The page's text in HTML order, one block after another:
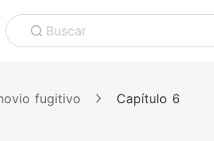
Buscar
fugitivo Capítulo 6